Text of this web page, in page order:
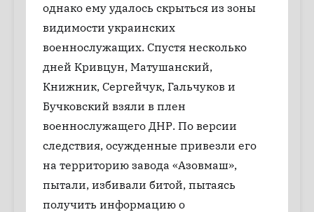
однако ему удалось скрыться из зоны
видимости украинских
военнослужащих. Спустя несколько
дней Кривцун, Матушанский,
Книжник, Сергейчук, Гальчуков и
Бучковский взяли в плен
военнослужащего ДНР. По версии
следствия, осужденные привезли его
на территорию завода «Азовмаш»,
пытали, избивали битой, пытаясь
получить информацию о